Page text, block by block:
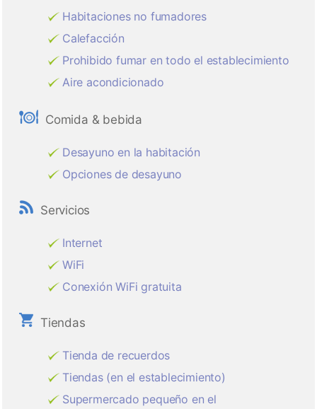
Habitaciones no fumadores
Calefacción
Prohibido fumar en todo el establecimiento
Aire acondicionado
Comida & bebida
Desayuno en la habitación
Opciones de desayuno
Servicios
Internet
WiFi
Conexión WiFi gratuita
Tiendas
Tienda de recuerdos
Tiendas (en el establecimiento)
Supermercado pequeño en el